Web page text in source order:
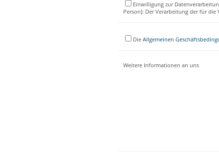
Einwilligung zur
Person): Der Verarbeitung der für
Die Allgemeinen
Weitere Informationen an uns